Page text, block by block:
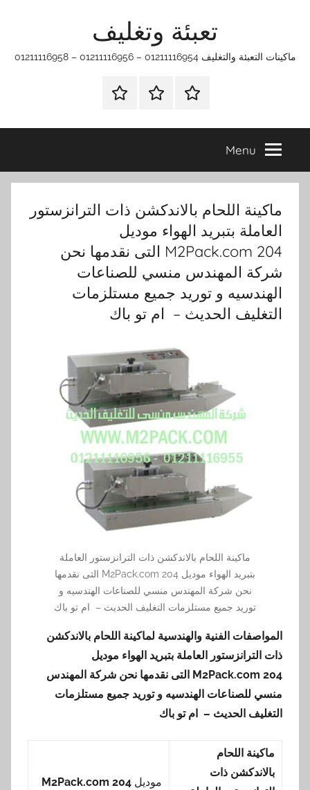
تعبئة وتغليف
ماكينات التعبئة والتغليف 01211116954 – 01211116956 – 01211116958
الرئيسيةماكينات
وتغليف
اتـصـل
في
التي
Menu
ماكينة اللحام بالاندكشن ذات الترانزستور
العاملة بتبريد الهواء موديل
M2Pack.com 204 التى نقدمها نحن
شركة المهندس منسي للصناعات
الهندسيه و توريد جميع مستلزمات
التغليف الحديث – ام تو باك
ماكينة اللحام بالاندكشن ذات الترانزستور العاملة
بتبريد الهواء موديل M2Pack.com 204 التى نقدمها
نحن شركة المهندس منسي للصناعات الهندسيه و
توريد جميع مستلزمات التغليف الحديث – ام تو باك
المواصفات الفنية والهندسية لماكينة اللحام بالاندكشن
ذات الترانزستور العاملة بتبريد الهواء موديل
M2Pack.com 204 التى نقدمها نحن شركة المهندس
منسي للصناعات الهندسيه و توريد جميع مستلزمات
التغليف الحديث – ام تو باك
ماكينة اللحام
بالاندكشن ذات
موديل 204 M2Pack.com